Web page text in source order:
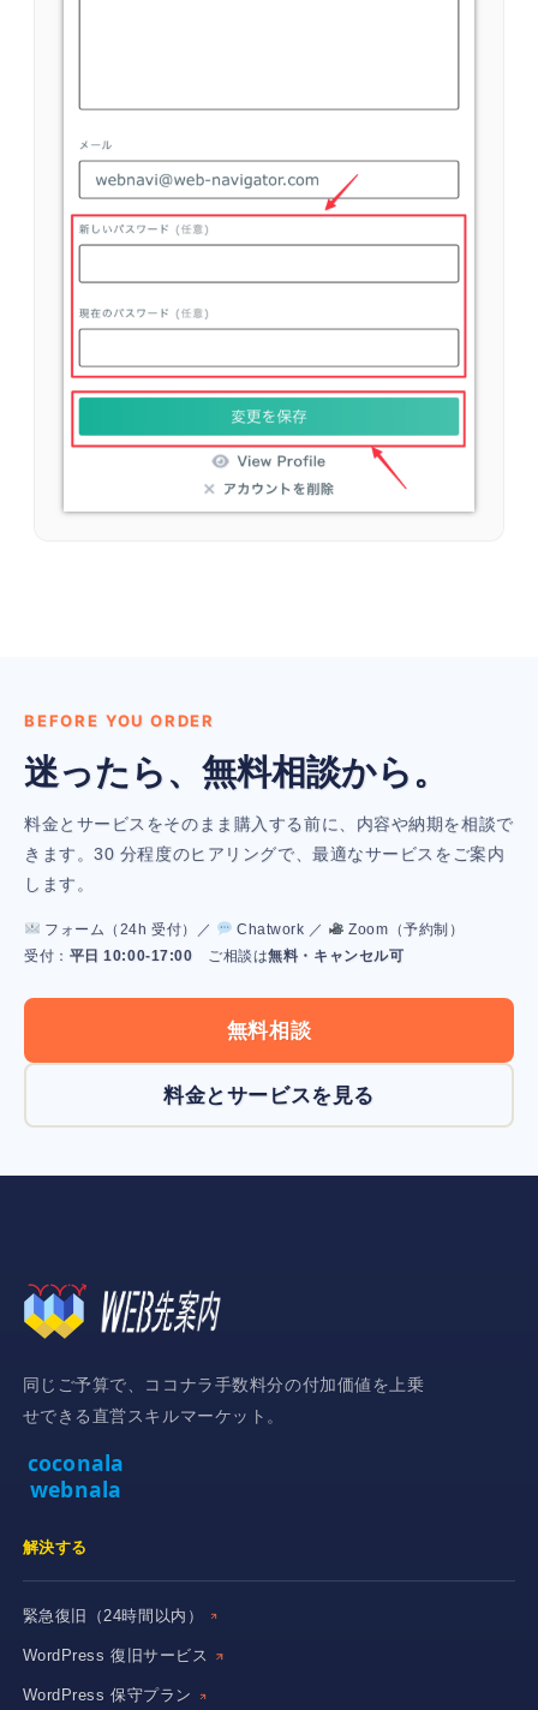
BEFORE YOU ORDER
迷ったら、無料相談から。
料金とサービスをそのまま購入する前に、内容や納期を相談で
きます。30 分程度のヒアリングで、最適なサービスをご案内
します。
フォーム（24h 受付）／ Chatwork ／
Zoom（予約制）
受付： 平日 10:00-17:00 ご相談は無料・キャンセル可
無料相談
料金とサービスを見る
同じご予算で、ココナラ手数料分の付加価値を上乗
せできる直営スキルマーケット。
coconala
webnala
解決する
緊急復旧（24時間以内）
WordPress 復旧サービス
WordPress 保守プラン